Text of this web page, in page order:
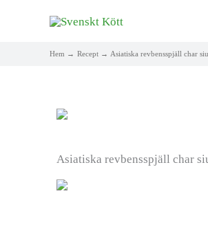
Hem Recept Asiatiska revbensspjäll char siu
Asiatiska revbensspjäll char